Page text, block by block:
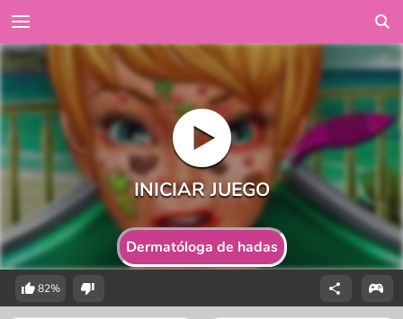
Dermatóloga de hadas
82%